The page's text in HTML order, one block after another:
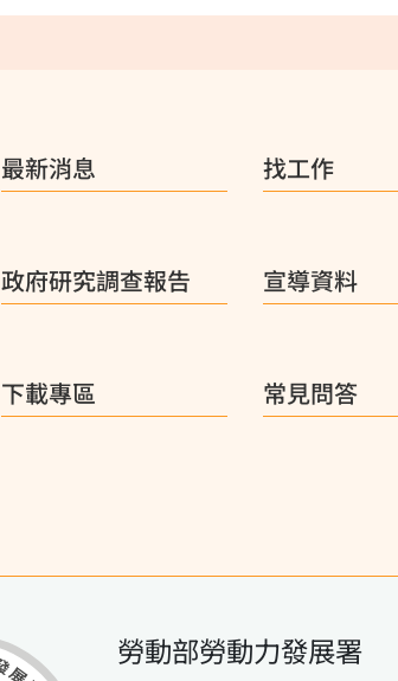
最新消息 找工作
政府研究調查報告 宣導資料
下載專區 常見問答
勞動部勞動力發展署